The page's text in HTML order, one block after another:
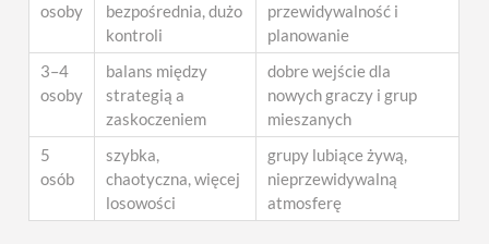
osoby
bezpośrednia, dużo
kontroli
przewidywalność i
planowanie
3–4
osoby
balans między
strategią a
zaskoczeniem
dobre wejście dla
nowych graczy i grup
mieszanych
5
osób
szybka,
chaotyczna, więcej
losowości
grupy lubiące żywą,
nieprzewidywalną
atmosferę